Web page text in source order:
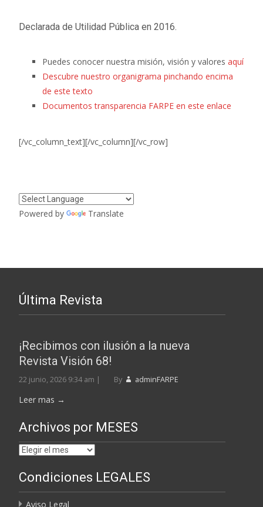
Declarada de Utilidad Pública en 2016.
Puedes conocer nuestra misión, visión y valores aquí
Descubre nuestro organigrama pinchando encima
de este texto
Documentos transparencia FARPE en este enlace
[/vc_column_text][/vc_column][/vc_row]
Powered by Translate
Última Revista
¡Recibimos con ilusión a la nueva
Revista Visión 68!
22 junio, 2026 9:34 am | By adminFARPE
Leer mas →
Archivos por MESES
Archivos
MESES
Condiciones LEGALES
Aviso Legal